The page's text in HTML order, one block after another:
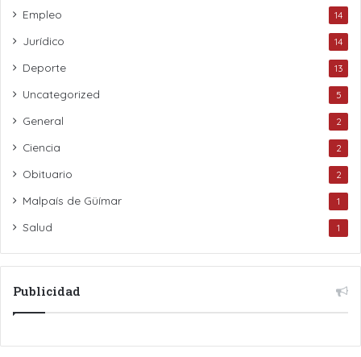
Empleo 14
Jurídico 14
Deporte 13
Uncategorized 5
General 2
Ciencia 2
Obituario 2
Malpaís de Güímar 1
Salud 1
Publicidad